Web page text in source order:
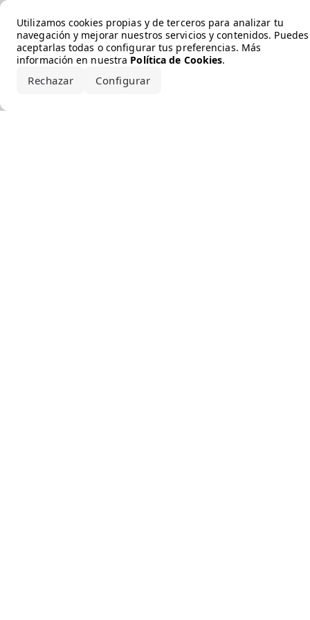
Utilizamos cookies propias y de terceros para analizar tu
navegación y mejorar nuestros servicios y contenidos. Puedes
aceptarlas todas o configurar tus preferencias. Más
información en nuestra Política de Cookies.
Rechazar Configurar
Error loading the brand